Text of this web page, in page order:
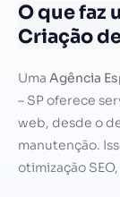
O que faz
Criação
Uma Agência
– SP oferece
web, desde o
manutenção.
otimização